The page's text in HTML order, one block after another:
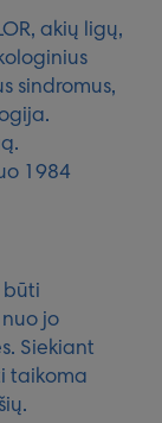
akių ligų,
sindromus,
1984
būti
jo
Siekiant
taikoma